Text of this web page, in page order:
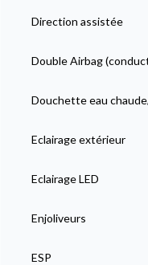
Direction assistée
Double Airbag
Douchette eau
Eclairage extérieur
Eclairage LED
Enjoliveurs
ESP